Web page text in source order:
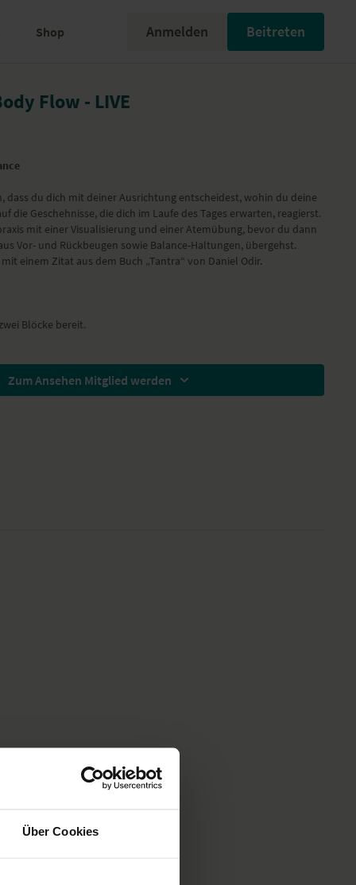
Über Cookies
Shop Anmelden Beitreten
Flow - LIVE
dass du dich mit deiner Ausrichtung entscheidest, wohin du deine
die Geschehnisse, die dich im Laufe des Tages erwarten, reagierst.
mit einer Visualisierung und einer Atemübung, bevor du dann
Vor- und Rückbeugen sowie Balance-Haltungen, übergehst.
einem Zitat aus dem Buch „Tantra“ von Daniel Odir.
Blöcke bereit.
Zum Ansehen Mitglied werden